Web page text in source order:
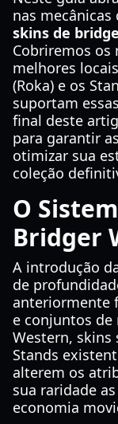
nas mecânicas
skins de
Cobriremos os
melhores
(Roka) e os
suportam
final deste
para garantir
otimizar sua
coleção
O
Bridger
A introdução
de
anteriormente
e conjuntos
Western, skins
Stands
alterem os
sua raridade
economia